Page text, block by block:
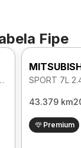
Fipe
AUTOMATICO
43.379 km
Premium